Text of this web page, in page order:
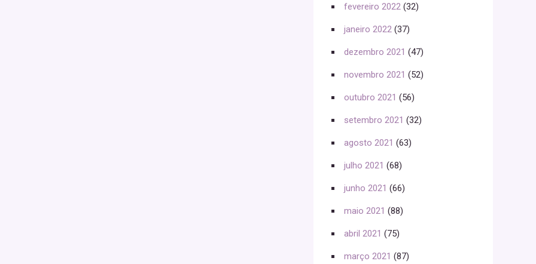
fevereiro 2022 (32)
janeiro 2022 (37)
dezembro 2021 (47)
novembro 2021 (52)
outubro 2021 (56)
setembro 2021 (32)
agosto 2021 (63)
julho 2021 (68)
junho 2021 (66)
maio 2021 (88)
abril 2021 (75)
março 2021 (87)